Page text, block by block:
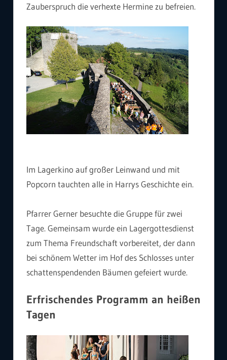
Zauberspruch die verhexte Hermine zu befreien.
Im Lagerkino auf großer Leinwand und mit
Popcorn tauchten alle in Harrys Geschichte ein.
Pfarrer Gerner besuchte die Gruppe für zwei
Tage. Gemeinsam wurde ein Lagergottesdienst
zum Thema Freundschaft vorbereitet, der dann
bei schönem Wetter im Hof des Schlosses unter
schattenspendenden Bäumen gefeiert wurde.
Erfrischendes Programm an heißen
Tagen